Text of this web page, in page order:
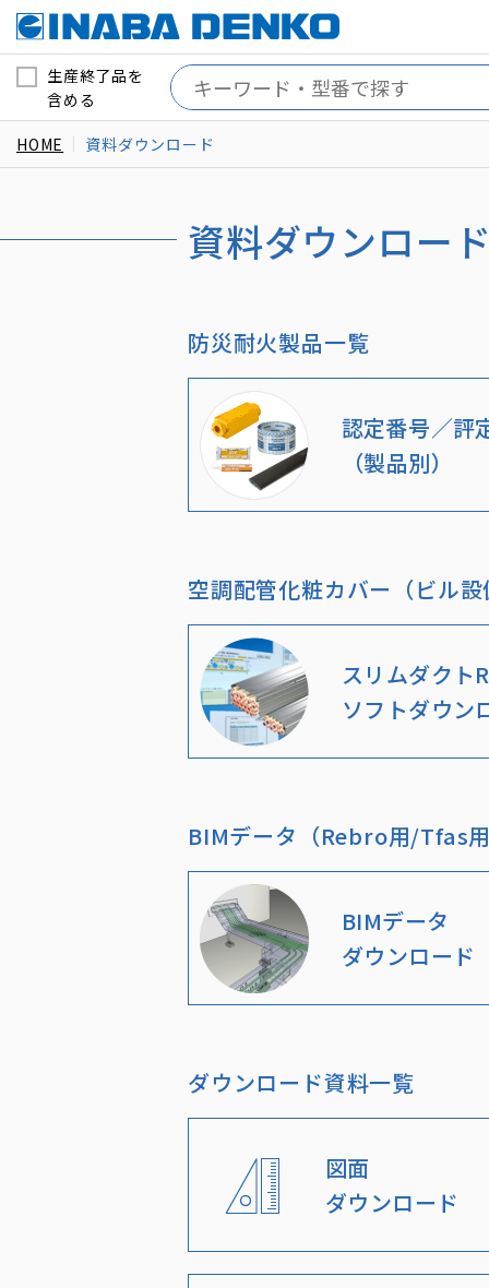
生産終了品を
含める
HOME 資料ダウンロード
資料ダウンロー
防災耐火製品一覧
認定番号／評
（製品別）
空調配管化粧カバー（ビル
スリムダクト
ソフトダウン
BIMデータ（Rebro用/Tfas
BIMデータ
ダウンロード
ダウンロード資料一覧
図面
ダウンロード